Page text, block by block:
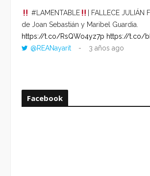
#LAMENTABLE
| FALLECE JULIÁN
de Joan Sebastián y Maribel Guardia.
https://t.co/RsQWo4yz7p https://t.co/
@REANayarit
3 años ago
Facebook